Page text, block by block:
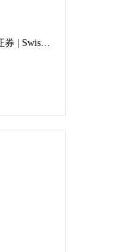
MultiBank Group·大通金融集团 | 盈透证券 | Swissquote